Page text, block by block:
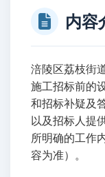
内容
涪陵区荔枝街
施工招标前的
和招标补疑及
以及招标人提
所明确的工作
容为准）。